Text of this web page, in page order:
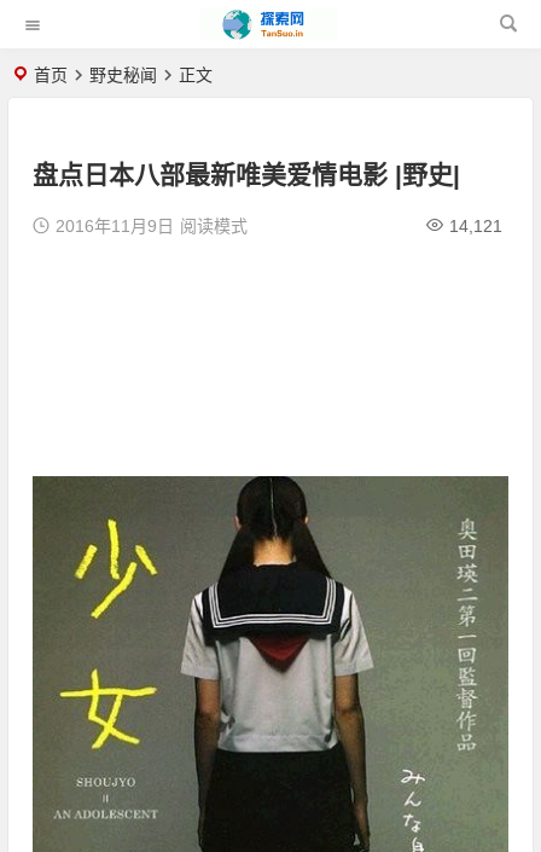
首页 野史秘闻 正文
盘点日本八部最新唯美爱情电影 |野史|
2016年11月9日 14,121
阅读模式